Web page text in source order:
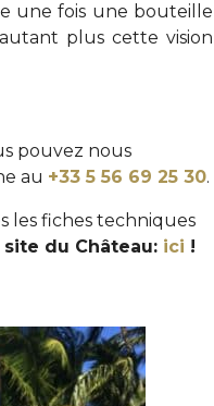
une fois une bouteille
plus cette vision
pouvez nous
au +33 5 56 69 25 30.
les fiches techniques
du Château: ici !